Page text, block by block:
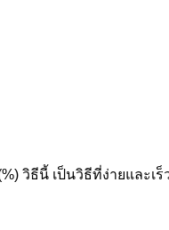
วิธีนี้ เป็นวิธีที่ง่ายและเ